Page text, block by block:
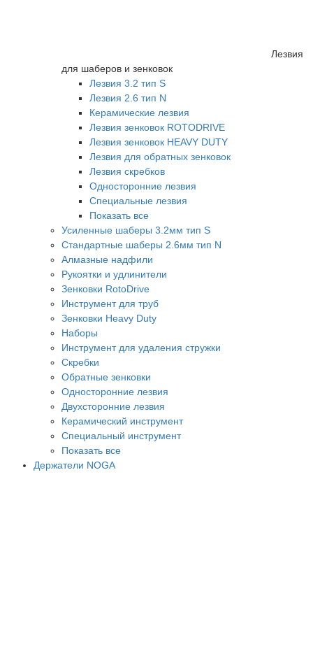
Лезвия
для шаберов и зенковок
Лезвия 3.2 тип S
Лезвия 2.6 тип N
Керамические лезвия
Лезвия зенковок ROTODRIVE
Лезвия зенковок HEAVY DUTY
Лезвия для обратных зенковок
Лезвия скребков
Односторонние лезвия
Специальные лезвия
Показать все
Усиленные шаберы 3.2мм тип S
Стандартные шаберы 2.6мм тип N
Алмазные надфили
Рукоятки и удлинители
Зенковки RotoDrive
Инструмент для труб
Зенковки Heavy Duty
Наборы
Инструмент для удаления стружки
Скребки
Обратные зенковки
Односторонние лезвия
Двухсторонние лезвия
Керамический инструмент
Специальный инструмент
Показать все
Держатели NOGA